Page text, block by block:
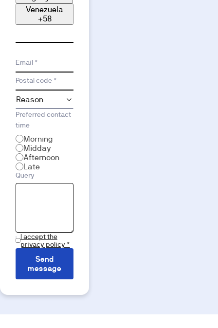
Venezuela
+58
Email *
Postal code *
Preferred contact
time
Morning
Midday
Afternoon
Late
Query
I accept the
privacy policy *
Send
message